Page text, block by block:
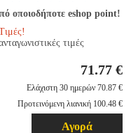
οποιοδήποτε eshop point!
τιμές
71.77 €
Ελάχιστη 30 ημερών 70.87 €
Προτεινόμενη λιανική 100.48 €
Αγορά